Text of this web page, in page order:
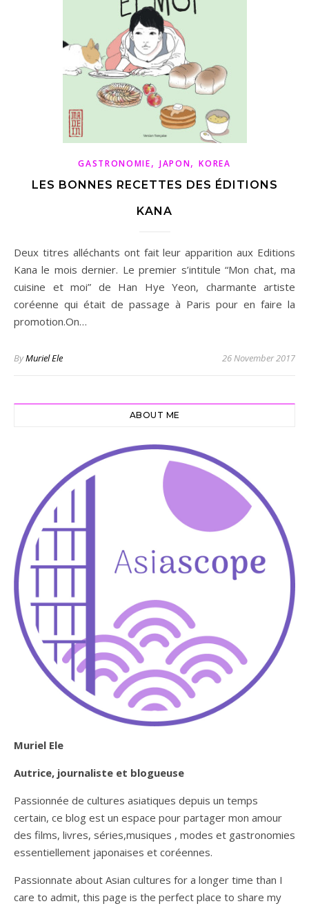
GASTRONOMIE, JAPON,KOREA
LES BONNES RECETTES DES ÉDITIONS
KANA
Deux titres alléchants ont fait leur apparition aux Editions
Kana le mois dernier. Le premier s’intitule “Mon chat, ma
cuisine et moi” de Han Hye Yeon, charmante artiste
coréenne qui était de passage à Paris pour en faire la
promotion.On…
ByMuriel Ele 26 November 2017
ABOUT ME
Muriel Ele
Autrice, journaliste et blogueuse
Passionnée de cultures asiatiques depuis un temps
certain, ce blog est un espace pour partager mon amour
des films, livres, séries,musiques , modes et gastronomies
essentiellement japonaises et coréennes.
Passionnate about Asian cultures for a longer time than I
care to admit, this page is the perfect place to share my